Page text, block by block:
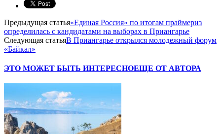
Предыдущая статья«Единая Россия» по итогам праймериз
определилась с кандидатами на выборах в Приангарье
Следующая статьяВ Приангарье открылся молодежный форум
«Байкал»
ЭТО МОЖЕТ БЫТЬ ИНТЕРЕСНОЕЩЕ ОТ АВТОРА